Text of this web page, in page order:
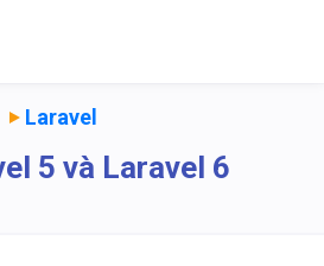
Laravel
5 và Laravel 6